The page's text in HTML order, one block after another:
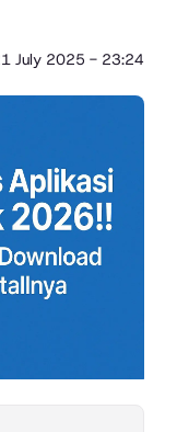
July 2025 - 23:24